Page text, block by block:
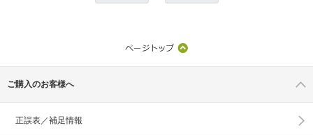
ご購入のお客様へ
正誤表／補足情報